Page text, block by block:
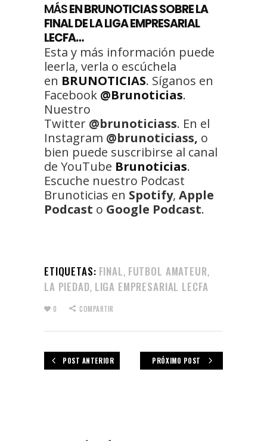
MÁSEN BRUNOTICIAS SOBRE LA
FINAL DE LA LIGA EMPRESARIAL
LECFA…
Esta y más información puede
leerla, verla o escúchela
en BRUNOTICIAS. Síganos en
Facebook @Brunoticias.
Nuestro
Twitter @brunoticiass. En el
Instagram @brunoticiass, o
bien puede suscribirse al canal
de YouTube Brunoticias.
Escuche nuestro Podcast
Brunoticias en Spotify, Apple
Podcast o Google Podcast.
ETIQUETAS: FINAL, FUTBOL AMATEUR,
LA PIEDAD, LIGA EMPRESARIAL LECFA
0 COMPARTIR
POST ANTERIOR PRÓXIMO POST